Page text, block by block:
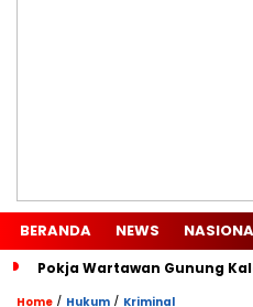
BERANDA NEWS
Pokja Wartawan Gunung
Home / Hukum / Kriminal